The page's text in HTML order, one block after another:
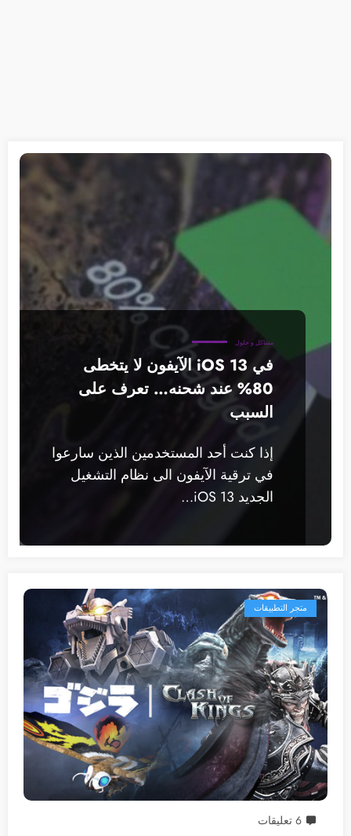
مشاكل و حلول
في iOS 13 الآيفون لا يتخطى
80% عند شحنه… تعرف على
السبب
إذا كنت أحد المستخدمين الذين سارعوا
في ترقية الآيفون الى نظام التشغيل
الجديد iOS 13…
متجر التطبيقات
6 تعليقات